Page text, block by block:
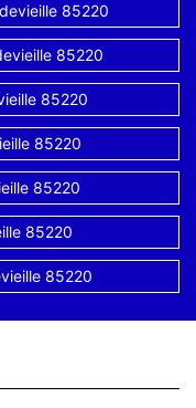
85220
85220
85220
85220
85220
85220
85220